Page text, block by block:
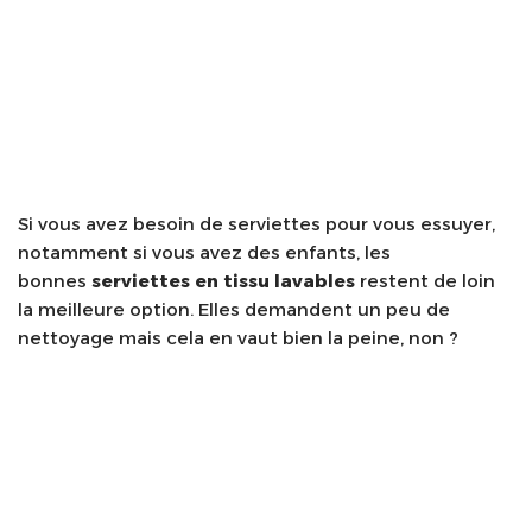
Si vous avez besoin de serviettes pour vous essuyer,
notamment si vous avez des enfants, les
bonnes serviettes en tissu lavables restent de loin
la meilleure option. Elles demandent un peu de
nettoyage mais cela en vaut bien la peine, non ?